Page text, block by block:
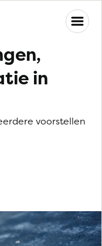
in
voorstellen